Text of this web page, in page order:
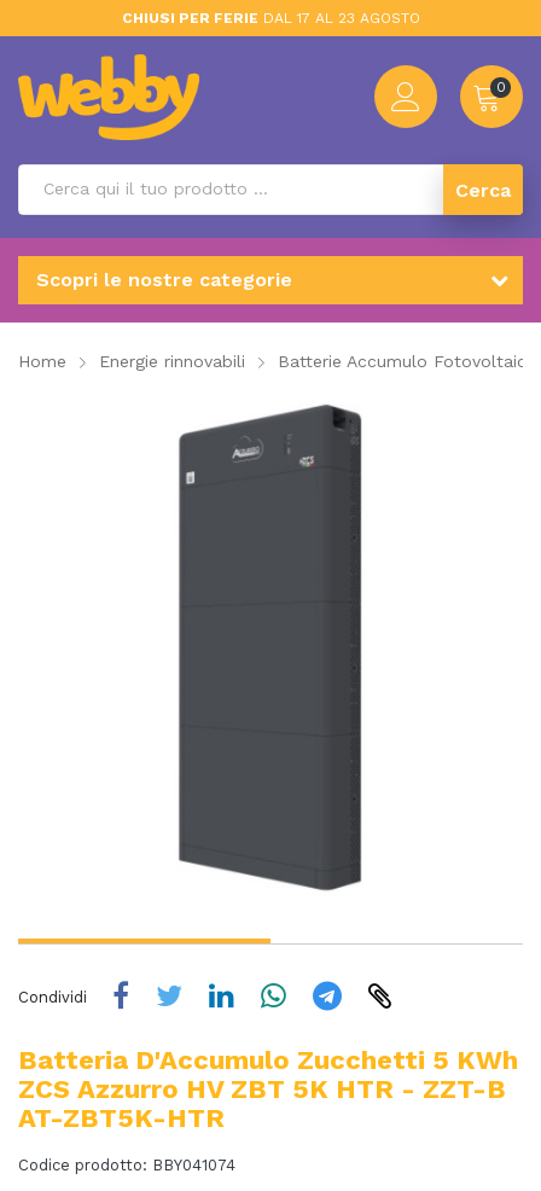
CHIUSI PER FERIE DAL 17 AL 23 AGOSTO
0
Cerca
Scopri le nostre categorie
Home Energie rinnovabili Batterie Accumulo Fotovoltaico
Condividi
Batteria D'Accumulo Zucchetti 5 KWh
ZCS Azzurro HV ZBT 5K HTR - ZZT-B
AT-ZBT5K-HTR
Codice prodotto: BBY041074